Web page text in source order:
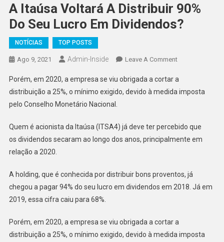
A Itaúsa Voltará A Distribuir 90%
Do Seu Lucro Em Dividendos?
NOTÍCIAS TOP POSTS
Ago 9, 2021 Admin-Inside Leave A CommentOn
Itaúsa
Voltará
90%
Do
Em
Dividendos?
Porém, em 2020, a empresa se viu obrigada a cortar a
distribuição a 25%, o mínimo exigido, devido à medida imposta
pelo Conselho Monetário Nacional.
Quem é acionista da Itaúsa (ITSA4) já deve ter percebido que
os dividendos secaram ao longo dos anos, principalmente em
relação a 2020.
A holding, que é conhecida por distribuir bons proventos, já
chegou a pagar 94% do seu lucro em dividendos em 2018. Já em
2019, essa cifra caiu para 68%.
Porém, em 2020, a empresa se viu obrigada a cortar a
distribuição a 25%, o mínimo exigido, devido à medida imposta